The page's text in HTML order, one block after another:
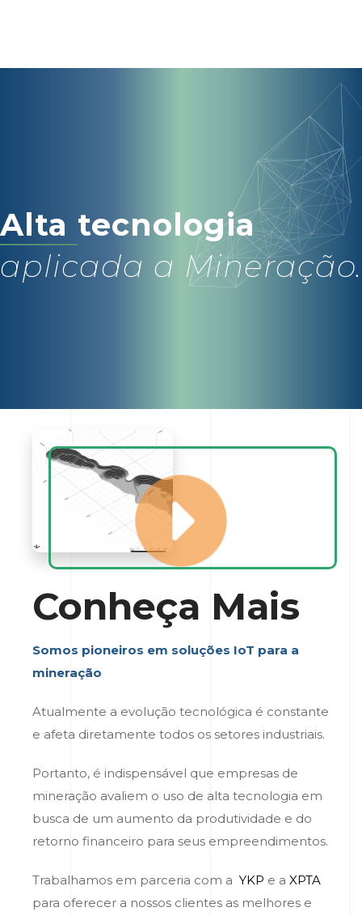
Alta tecnologia
aplicada a Mineração.
Conheça Mais
Somos pioneiros em soluções IoT para a
mineração
Atualmente a evolução tecnológica é constante
e afeta diretamente todos os setores industriais.
Portanto, é indispensável que empresas de
mineração avaliem o uso de alta tecnologia em
busca de um aumento da produtividade e do
retorno financeiro para seus empreendimentos.
Trabalhamos em parceria com a YKP e a XPTA
para oferecer a nossos clientes as melhores e